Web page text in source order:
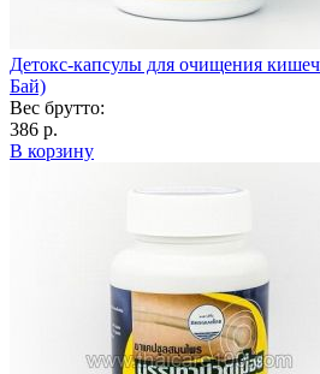
Детокс-капсулы для очищения
Бай)
Вес брутто:
386 р.
В корзину